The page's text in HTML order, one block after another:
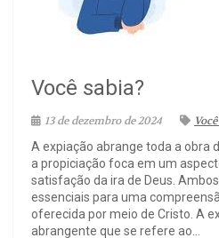
Você sabia?
13 de dezembro de 2024
A expiação abrange toda a obra
a propiciação foca em um
satisfação da ira de Deus.
essenciais para uma
oferecida por meio de Cristo. A
abrangente que se refere ao...